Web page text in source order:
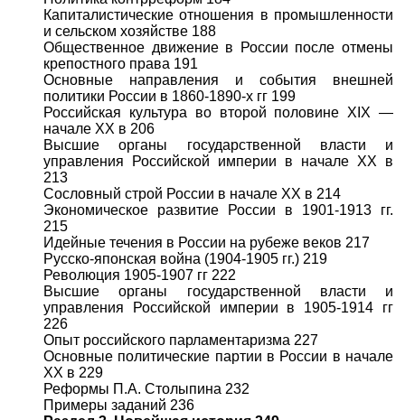
Капиталистические отношения в промышленности
и сельском хозяйстве 188
Общественное движение в России после отмены
крепостного права 191
Основные направления и события внешней
политики России в 1860-1890-х гг 199
Российская культура во второй половине XIX —
начале XX в 206
Высшие органы государственной власти и
управления Российской империи в начале XX в
213
Сословный строй России в начале XX в 214
Экономическое развитие России в 1901-1913 гг.
215
Идейные течения в России на рубеже веков 217
Русско-японская война (1904-1905 гг.) 219
Революция 1905-1907 гг 222
Высшие органы государственной власти и
управления Российской империи в 1905-1914 гг
226
Опыт российского парламентаризма 227
Основные политические партии в России в начале
XX в 229
Реформы П.А. Столыпина 232
Примеры заданий 236